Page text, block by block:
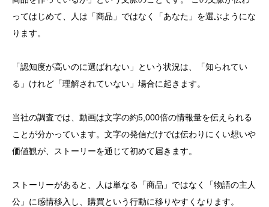
ってはじめて、人は「商品」ではなく「あなた」を選ぶようにな
ります。
「認知度が高いのに選ばれない」という状況は、「知られてい
る」けれど「理解されていない」場合に起きます。
当社の調査では、動画は文字の約5,000倍の情報量を伝えられる
ことが分かっています。文字の発信だけでは伝わりにくい想いや
価値観が、ストーリーを通じて初めて届きます。
ストーリーがあると、人は単なる「商品」ではなく「物語の主人
公」に感情移入し、購買という行動に移りやすくなります。